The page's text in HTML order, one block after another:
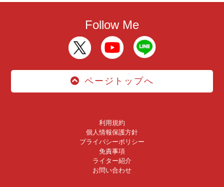
Follow Me
ページトップへ
利用規約
個人情報保護方針
プライバシーポリシー
免責事項
ライター紹介
お問い合わせ